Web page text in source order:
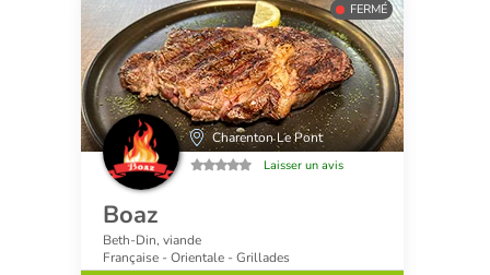
FERMÉ
Charenton Le Pont
Laisser un avis
Boaz
Beth-Din, viande
Française - Orientale - Grillades